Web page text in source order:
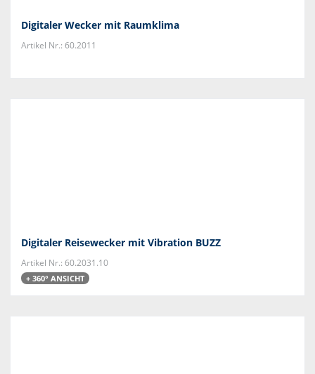
Digitaler Wecker mit Raumklima
Artikel Nr.: 60.2011
Digitaler Reisewecker mit Vibration BUZZ
Artikel Nr.: 60.2031.10
+ 360° ANSICHT